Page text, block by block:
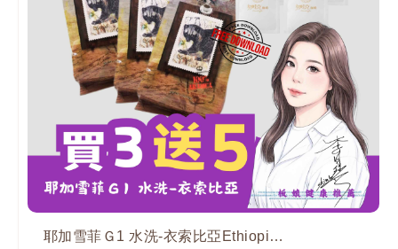
耶加雪菲Ｇ1 水洗-衣索比亞Ethiopia 225g*3 贈品：耶加雪菲Ｇ1 水洗-衣索比亞Ethiopia 12g*5